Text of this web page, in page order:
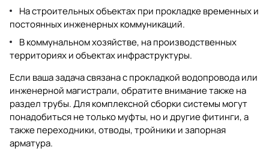
На строительных объектах при прокладке временных и
постоянных инженерных коммуникаций.
В коммунальном хозяйстве, на производственных
территориях и объектах инфраструктуры.
Если ваша задача связана с прокладкой водопровода или
инженерной магистрали, обратите внимание также на
разделтрубы. Для комплексной сборки системы могут
понадобиться не только муфты, но и другиефитинги, а
также переходники, отводы, тройники и запорная
арматура.